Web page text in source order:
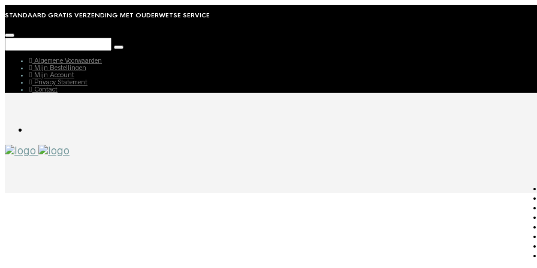
STANDAARD GRATIS VERZENDING MET OUDERWETSE SERVICE
Algemene Voorwaarden
Mijn Bestellingen
Mijn Account
Privacy Statement
Contact